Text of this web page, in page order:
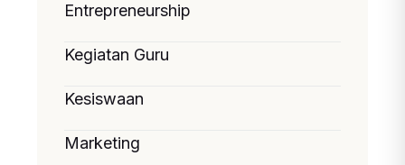
Entrepreneurship
Kegiatan Guru
Kesiswaan
Marketing